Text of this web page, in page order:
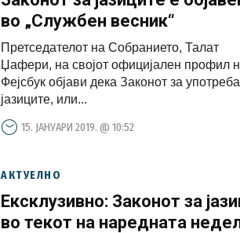
во „Службен весник“
Претседателот на Собранието, Талат
Џафери, на својот официјален профил
Фејсбук објави дека Законот за
јазиците, или...
15. ЈАНУАРИ 2019. @ 10:52
АКТУЕЛНО
Ексклузивно: Законот за
во текот на наредната